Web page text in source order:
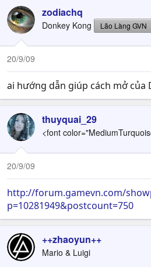
zodiachq
Donkey Kong Lão Làng GVN
20/9/09
ai hướng dẫn giúp cách mở của
thuyquai_29
<font
20/9/09
http://forum.gamevn.com/
p=10281949&postcount=750
++zhaoyun++
Mario & Luigi